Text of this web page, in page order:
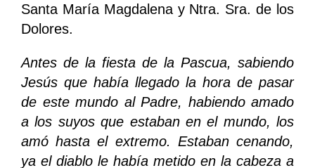
Santa María Magdalena y Ntra. Sra. de los
Dolores.
Antes de la fiesta de la Pascua, sabiendo
Jesús que había llegado la hora de pasar
de este mundo al Padre, habiendo amado
a los suyos que estaban en el mundo, los
amó hasta el extremo. Estaban cenando,
ya el diablo le había metido en la cabeza a